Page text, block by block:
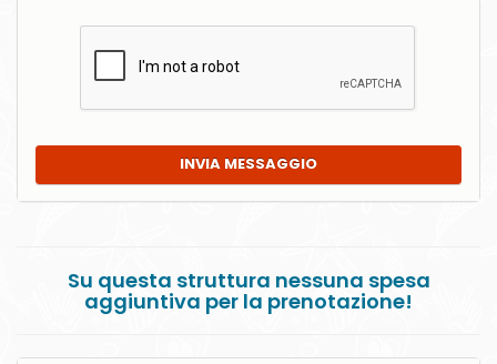
INVIA MESSAGGIO
Su questa struttura nessuna spesa
aggiuntiva per la prenotazione!